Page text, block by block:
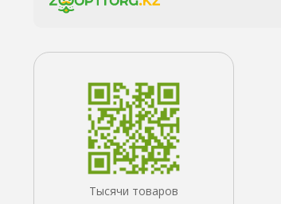
Тысячи товаров